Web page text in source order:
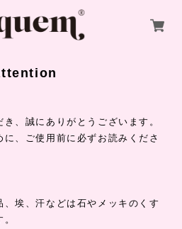
、誠にありがとうございます。
、ご使用前に必ずお読みくださ
埃、汗などは石やメッキのくす